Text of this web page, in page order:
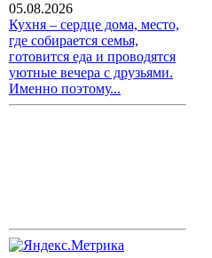
05.08.2026
Кухня – сердце дома, место,
где собирается семья,
готовится еда и проводятся
уютные вечера с друзьями.
Именно поэтому...